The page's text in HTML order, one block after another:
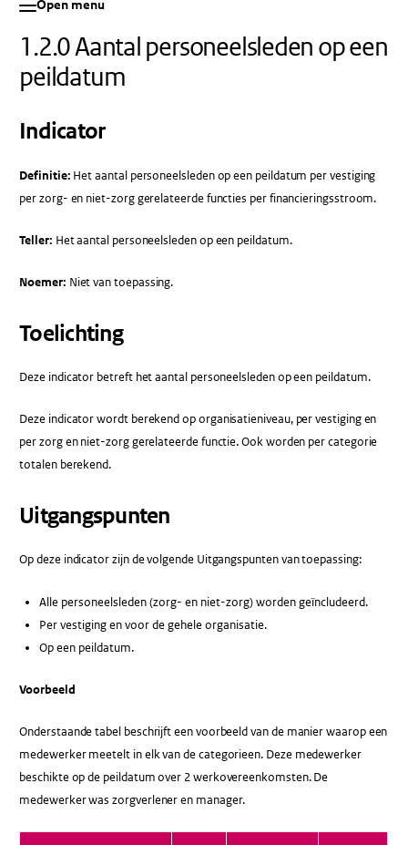
Open menu
1.2.0 Aantal personeelsleden op een
peildatum
Indicator
Definitie: Het aantal personeelsleden op een peildatum per vestiging
per zorg- en niet-zorg gerelateerde functies per financieringsstroom.
Teller: Het aantal personeelsleden op een peildatum.
Noemer: Niet van toepassing.
Toelichting
Deze indicator betreft het aantal personeelsleden op een peildatum.
Deze indicator wordt berekend op organisatieniveau, per vestiging en
per zorg en niet-zorg gerelateerde functie. Ook worden per categorie
totalen berekend.
Uitgangspunten
Op deze indicator zijn de volgende Uitgangspunten van toepassing:
Alle personeelsleden (zorg- en niet-zorg) worden geïncludeerd.
Per vestiging en voor de gehele organisatie.
Op een peildatum.
Voorbeeld
Onderstaande tabel beschrijft een voorbeeld van de manier waarop een
medewerker meetelt in elk van de categorieen. Deze medewerker
beschikte op de peildatum over 2 werkovereenkomsten. De
medewerker was zorgverlener en manager.